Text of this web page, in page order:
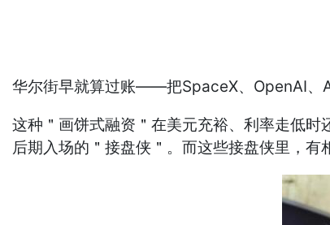
华尔街早就算过账——把SpaceX、OpenAI、
这种＂画饼式融资＂在美元充裕、利率走低
后期入场的＂接盘侠＂。而这些接盘侠里，有